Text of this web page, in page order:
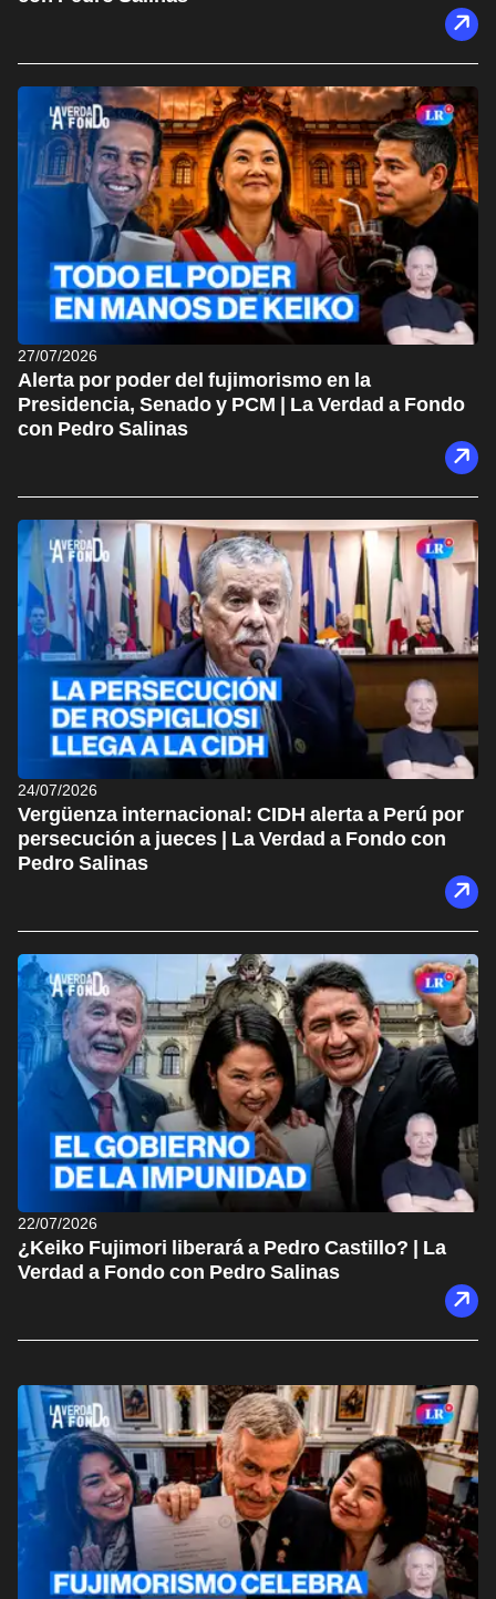
27/07/2026
Alerta por poder del fujimorismo en la
Presidencia, Senado y PCM | La Verdad a Fondo
con Pedro Salinas
24/07/2026
Vergüenza internacional: CIDH alerta a Perú por
persecución a jueces | La Verdad a Fondo con
Pedro Salinas
22/07/2026
¿Keiko Fujimori liberará a Pedro Castillo? | La
Verdad a Fondo con Pedro Salinas